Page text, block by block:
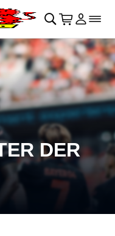
􀊫 􀍩 Login
􀉩􀌇
DER